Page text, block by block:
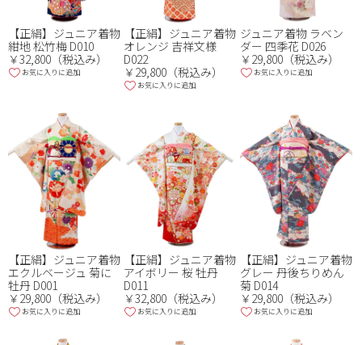
【正絹】ジュニア着物
紺地 松竹梅 D010
￥32,800（税込み）
お気に入りに追加
【正絹】ジュニア着物
オレンジ 吉祥文様
D022
￥29,800（税込み）
お気に入りに追加
ジュニア着物 ラベン
ダー 四季花 D026
￥29,800（税込み）
お気に入りに追加
【正絹】ジュニア着物
エクルベージュ 菊に
牡丹 D001
￥29,800（税込み）
お気に入りに追加
【正絹】ジュニア着物
アイボリー 桜 牡丹
D011
￥32,800（税込み）
お気に入りに追加
【正絹】ジュニア着物
グレー 丹後ちりめん
菊 D014
￥29,800（税込み）
お気に入りに追加